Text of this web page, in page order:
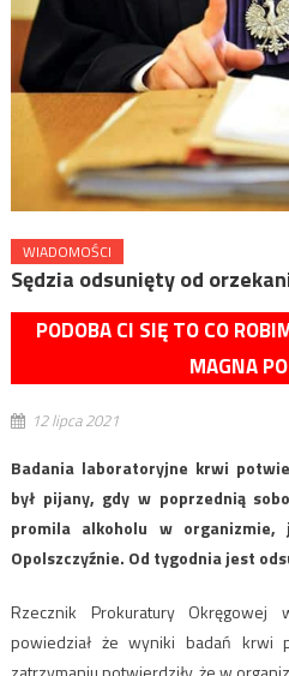
WIADOMOŚCI
Sędzia odsunięty od
PODOBA CI SIĘ TO CO
MAGNA
12 lipca 2021
Badania laboratoryjne krwi
był pijany, gdy w poprzednią
promila alkoholu w organizmie,
Opolszczyźnie. Od tygodnia jest
Rzecznik Prokuratury
powiedział że wyniki badań krwi